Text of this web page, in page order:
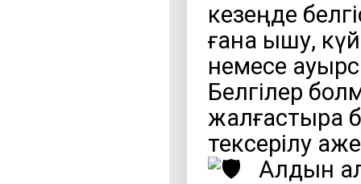
кезеңде
ғана қышу,
немесе
Белгілер
жалғастыра
тексерілу
Алдын